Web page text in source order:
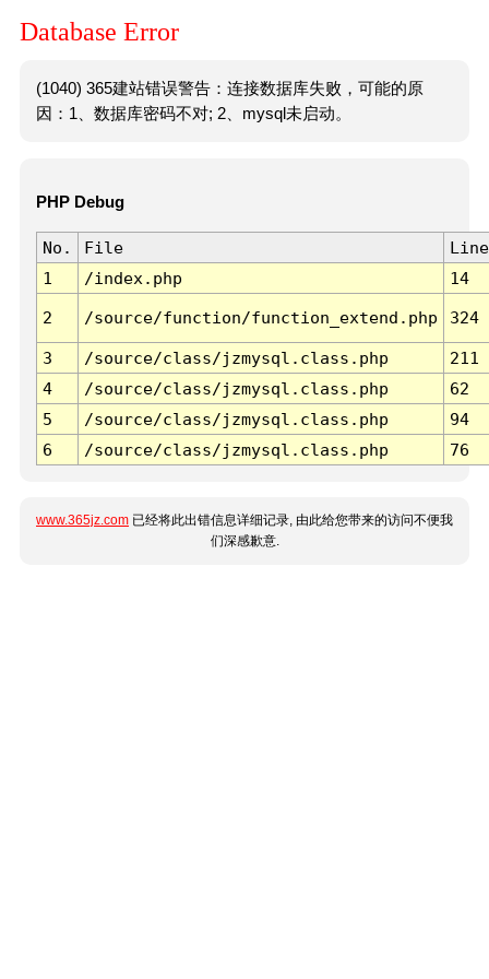
Database Error
(1040) 365建站错误警告：连接数据库失败，可能的原
因：1、数据库密码不对; 2、mysql未启动。
PHP Debug
No. File
Line
1
/index.php 14
2 /source/function/function_extend.php 324
3 /source/class/jzmysql.class.php
211
4
/source/class/jzmysql.class.php
62
5
/source/class/jzmysql.class.php
94
6
/source/class/jzmysql.class.php 76
www.365jz.com 已经将此出错信息详细记录, 由此给您带来的访问不便我
们深感歉意.